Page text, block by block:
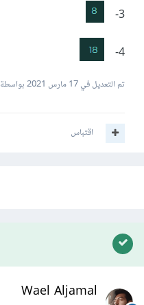
3-
4-
تم التعديل في17 مارس 2021 بواسطة Saud Fahad
اقتباس
Wael Aljamal